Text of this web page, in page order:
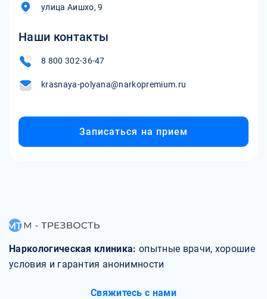
улица Аишхо, 9
Наши контакты
8 800 302-36-47
krasnaya-polyana@narkopremium.ru
Записаться на прием
Наркологическая клиника: опытные врачи, хорошие
условия и гарантия анонимности
Свяжитесь с нами